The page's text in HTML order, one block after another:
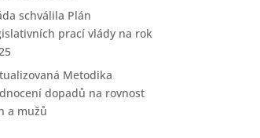
schválila Plán
prací vlády na rok
Metodika
dopadů na rovnost
a mužů